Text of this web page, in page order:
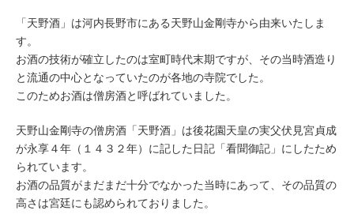
「天野酒」は河内長野市にある天野山金剛寺から由来いたしま
す。
お酒の技術が確立したのは室町時代末期ですが、その当時酒造り
と流通の中心となっていたのが各地の寺院でした。
このためお酒は僧房酒と呼ばれていました。
天野山金剛寺の僧房酒「天野酒」は後花園天皇の実父伏見宮貞成
が永享４年（１４３２年）に記した日記「看聞御記」にしたため
られています。
お酒の品質がまだまだ十分でなかった当時にあって、その品質の
高さは宮廷にも認められておりました。